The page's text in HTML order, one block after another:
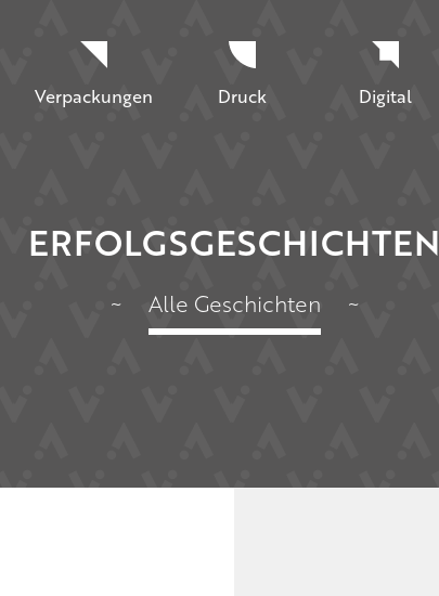
Verpackungen Druck Digital
ERFOLGSGESCHICHTEN
~ Alle Geschichten ~